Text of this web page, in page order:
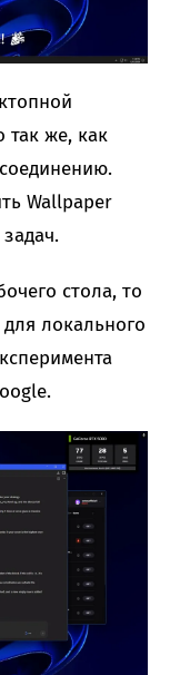
так же, как
Wallpaper
стола, то
локального